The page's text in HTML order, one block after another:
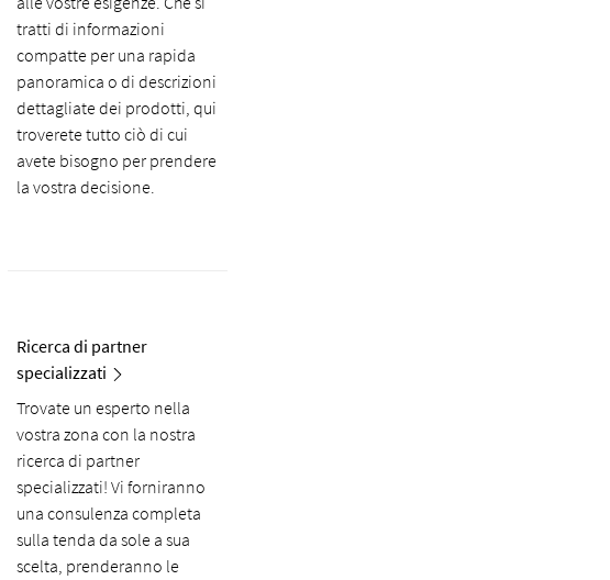
tratti di informazioni
compatte per una rapida
panoramica o di descrizioni
dettagliate dei prodotti, qui
troverete tutto ciò di cui
avete bisogno per prendere
la vostra decisione.
Ricerca di partner
specializzati
Trovate un esperto nella
vostra zona con la nostra
ricerca di partner
specializzati! Vi forniranno
una consulenza completa
sulla tenda da sole a sua
scelta, prenderanno le